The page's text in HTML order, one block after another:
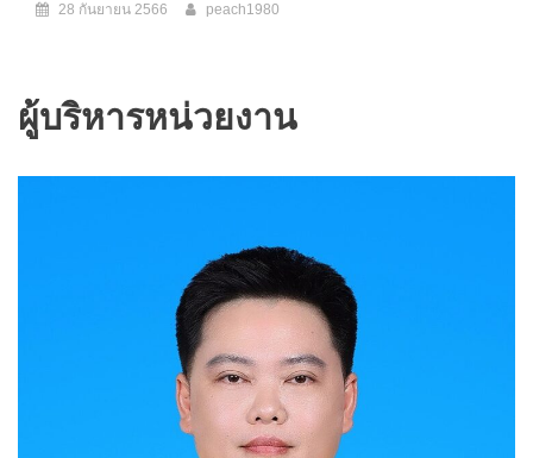
28 กันยายน 2566 peach1980
ผู้บริหารหน่วยงาน